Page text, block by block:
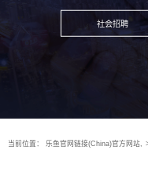
社会招聘
当前位置： 乐鱼官网链接(China)官方网站,